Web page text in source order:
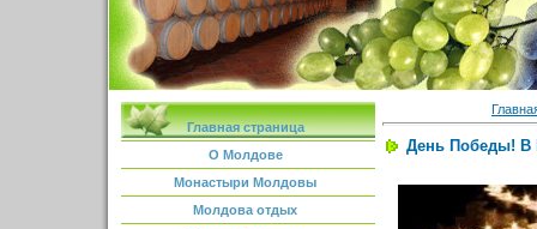
Главная страница
О Молдове
Монастыри Молдовы
Молдова отдых
День Победы! В